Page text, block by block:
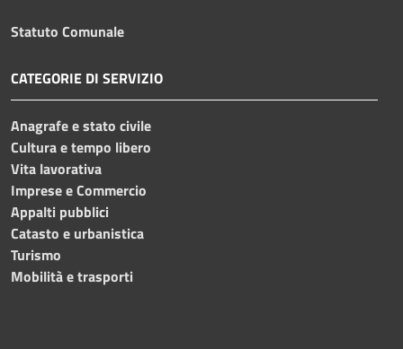
Statuto Comunale
CATEGORIE DI SERVIZIO
Anagrafe e stato civile
Cultura e tempo libero
Vita lavorativa
Imprese e Commercio
Appalti pubblici
Catasto e urbanistica
Turismo
Mobilità e trasporti